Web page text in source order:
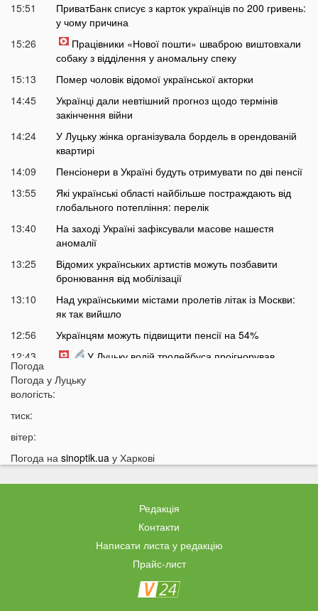
15:51
ПриватБанк списує з карток українців по 200 гривень:
у чому причина
15:26
Працівники «Нової пошти» шваброю виштовхали
собаку з відділення у аномальну спеку
15:13
Помер чоловік відомої української акторки
14:45
Українці дали невтішний прогноз щодо термінів
закінчення війни
14:24
У Луцьку жінка організувала бордель в орендованій
квартирі
14:09
Пенсіонери в Україні будуть отримувати по дві пенсії
13:55
Які українські області найбільше постраждають від
глобального потепління: перелік
13:40
На заході Україні зафіксували масове нашестя
аномалії
13:25
Відомих українських артистів можуть позбавити
бронювання від мобілізації
13:10
Над українськими містами пролетів літак із Москви:
як так вийшло
12:56
Українцям можуть підвищити пенсії на 54%
12:43
У Луцьку водій тролейбуса проігнорував
12:26
12:07
загрозою
11:27
Чоловік кинув гранату в кабінет комунальників через
Волинян попереджають про серйозну небезпеку на
трасі біля Луцька
На Волині негода наробила лиха: показали
Погода
Погода у Луцьку
вологість:
тиск:
вітер:
Погода на sinoptik.ua у Харкові
Редакція
Контакти
Написати листа у редакцію
Прайс-лист